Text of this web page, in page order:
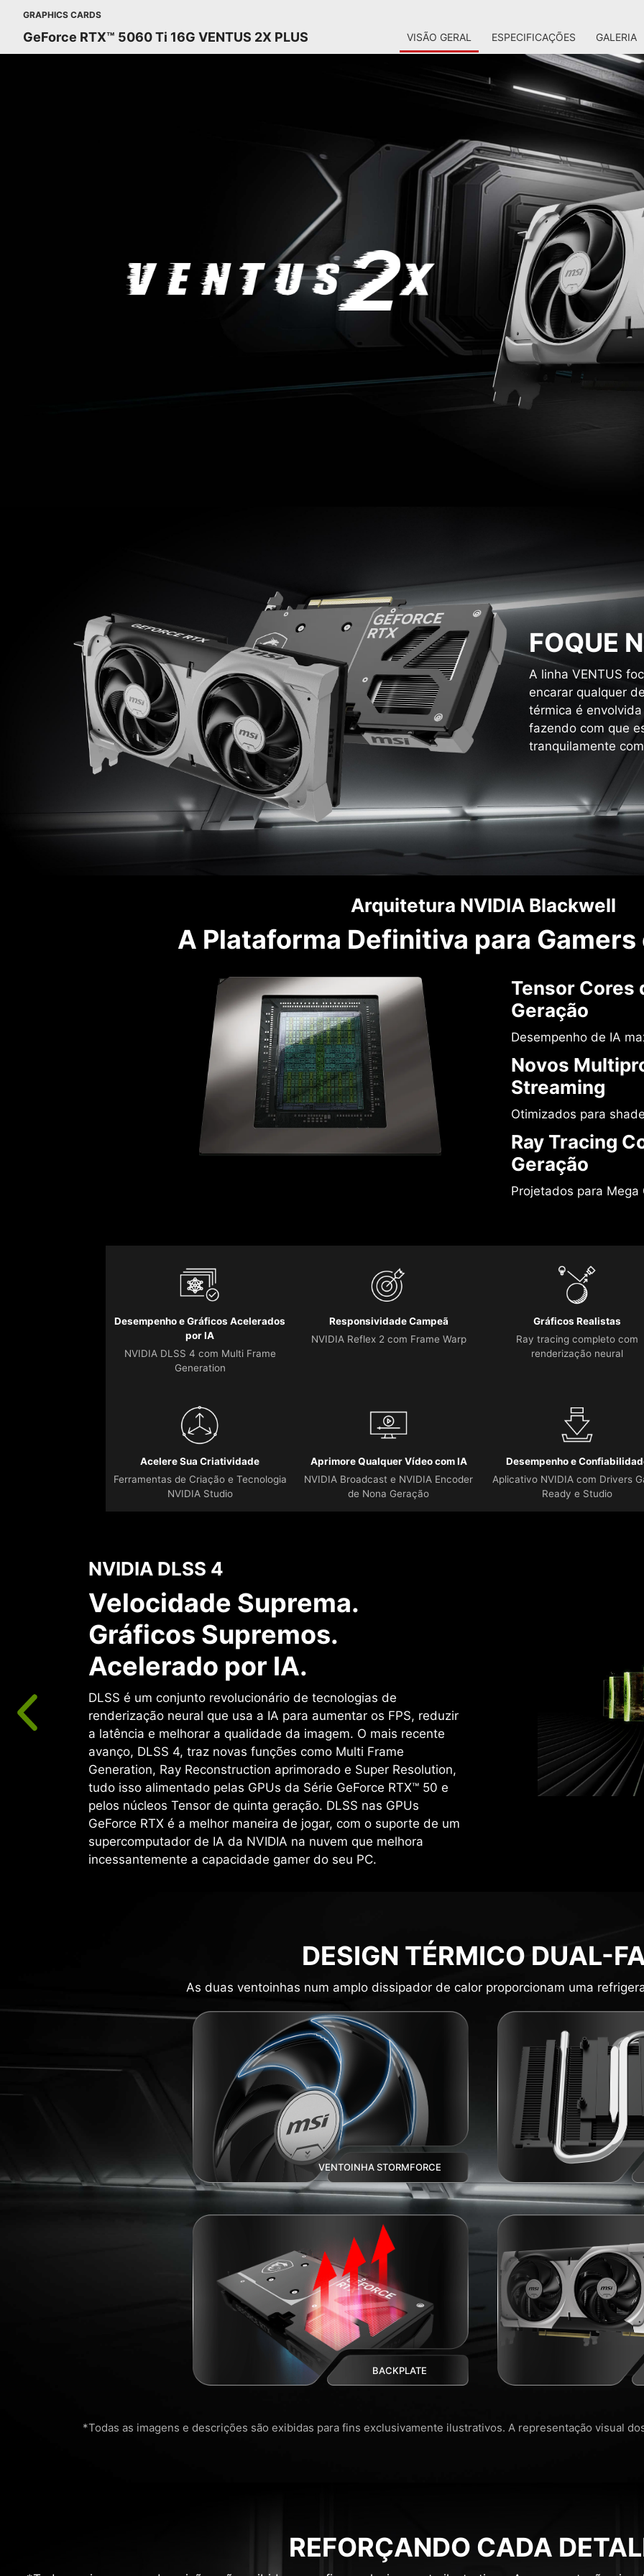
GRAPHICS CARDS
GeForce RTX™ 5060 Ti 16G VENTUS 2X PLUS VISÃO GERAL ESPECIFICAÇÕES GALERIA
FOQUE
A linha VENTUS
encarar qualquer
térmica é
fazendo com que
tranquilamente
Arquitetura NVIDIA Blackwell
A Plataforma Definitiva para
Tensor Cores
Geração
Desempenho de IA
Novos
Streaming
Otimizados para
Ray Tracing
Geração
Projetados para Mega
Desempenho e Gráficos Acelerados
por IA
NVIDIA DLSS 4 com Multi Frame
Generation
Responsividade Campeã
NVIDIA Reflex 2 com Frame Warp
Gráficos Realistas
Ray tracing completo com
renderização neural
Acelere Sua Criatividade
Ferramentas de Criação e Tecnologia
NVIDIA Studio
Aprimore Qualquer Vídeo com IA
NVIDIA Broadcast e NVIDIA Encoder
de Nona Geração
Desempenho e
Aplicativo NVIDIA com Drivers
Ready e Studio
NVIDIA DLSS 4
Velocidade Suprema.
Gráficos Supremos.
Acelerado por IA.
DLSS é um conjunto revolucionário de tecnologias de
renderização neural que usa a IA para aumentar os FPS, reduzir
a latência e melhorar a qualidade da imagem. O mais recente
avanço, DLSS 4, traz novas funções como Multi Frame
Generation, Ray Reconstruction aprimorado e Super Resolution,
tudo isso alimentado pelas GPUs da Série GeForce RTX™ 50 e
pelos núcleos Tensor de quinta geração. DLSS nas GPUs
GeForce RTX é a melhor maneira de jogar, com o suporte de um
supercomputador de IA da NVIDIA na nuvem que melhora
incessantemente a capacidade gamer do seu PC.
DESIGN TÉRMICO DUAL-
As duas ventoinhas num amplo dissipador de calor proporcionam uma
VENTOINHA STORMFORCE
BACKPLATE
*Todas as imagens e descrições são exibidas para fins exclusivamente ilustrativos. A representação visual
REFORÇANDO CADA